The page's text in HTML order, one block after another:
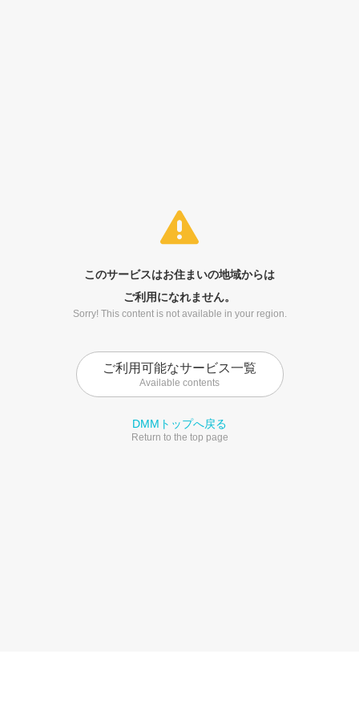
このサービスはお住まいの地域からは
ご利用になれません。
Sorry! This content is not available in your region.
ご利用可能なサービス一覧
Available contents
DMMトップへ戻る
Return to the top page